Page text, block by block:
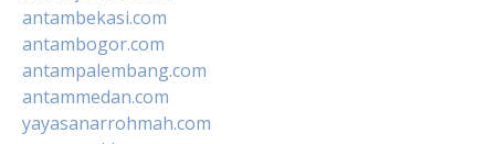
antambekasi.com
antambogor.com
antampalembang.com
antammedan.com
yayasanarrohmah.com